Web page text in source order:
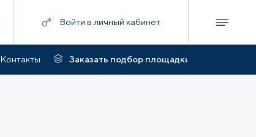
Войти в личный кабинет
Контакты Заказать подбор площадки